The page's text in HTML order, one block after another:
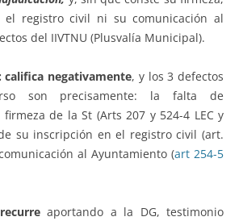
registro civil ni su comunicación al
del IIVTNU (Plusvalía Municipal).
califica negativamente, y los 3 defectos
son precisamente: la falta de
de la St (Arts 207 y 524-4 LEC y
su inscripción en el registro civil (art.
al Ayuntamiento (art 254-5
recurre aportando a la DG, testimonio